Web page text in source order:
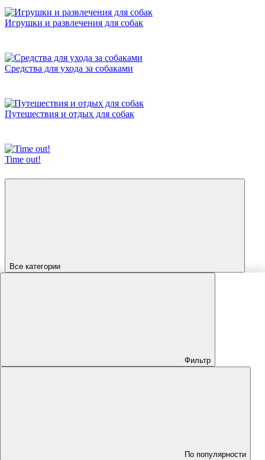
Игрушки и развлечения для собак
Средства для ухода за собаками
Путешествия и отдых для собак
Time out!
Все категории
Фильтр
По популярности